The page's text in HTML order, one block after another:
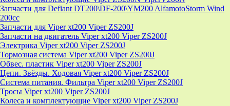
Запчасти для Defiant DT200\DF-200\YM200 AlfamotoStorm Wind
200cc
Запчасти для Viper xt200 Viper ZS200J
Запчасти на двигатель Viper xt200 Viper ZS200J
Электрика Viper xt200 Viper ZS200J
Тормозная система Viper xt200 Viper ZS200J
Обвес. пластик Viper xt200 Viper ZS200J
Цепи. Звёзды. Ходовая Viper xt200 Viper ZS200J
Система питания. Фильтра Viper xt200 Viper ZS200J
Тросы Viper xt200 Viper ZS200J
Колеса и комплектующие Viper xt200 Viper ZS200J